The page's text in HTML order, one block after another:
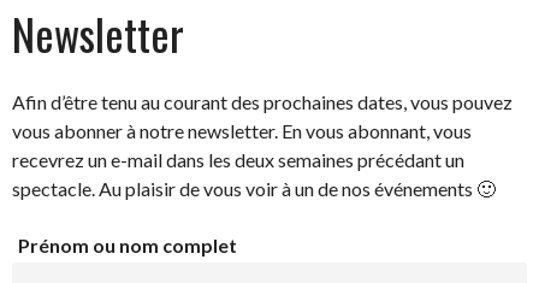
Newsletter
Afin d’être tenu au courant des prochaines dates, vous pouvez
vous abonner à notre newsletter. En vous abonnant, vous
recevrez un e-mail dans les deux semaines précédant un
spectacle. Au plaisir de vous voir à un de nos événements 🙂
Prénom ou nom complet